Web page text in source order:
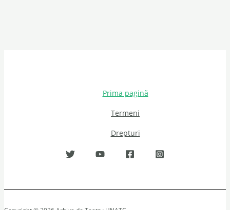
Prima pagină
Termeni
Drepturi